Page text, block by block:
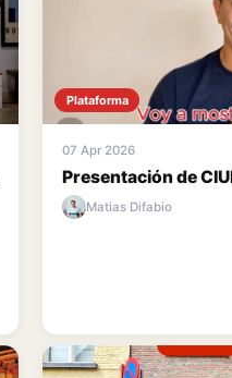
Plataforma
07 Apr 2026
Presentación de
Matias Difabio